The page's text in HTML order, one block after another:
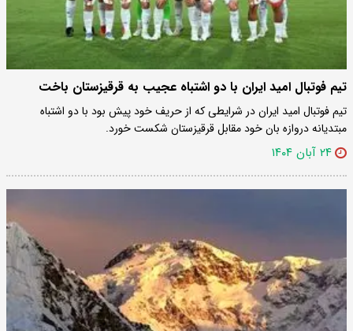
تیم فوتبال امید ایران با دو اشتباه عجیب به قرقیزستان باخت
تیم فوتبال امید ایران در شرایطی که از حریف خود پیش بود با دو اشتباه
مبتدیانه دروازه بان خود مقابل قرقیزستان شکست خورد.
۲۴ آبان ۱۴۰۴